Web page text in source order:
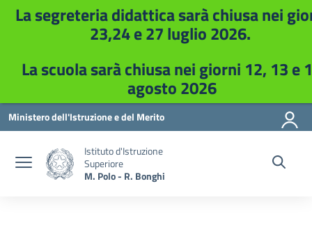
Vai ai contenuti
Vai al menu di navigazione
Vai al footer
Ministero dell'Istruzione e del Merito
Istituto d'Istruzione
Superiore
M. Polo - R. Bonghi
La segreteria didattica sarà chiusa nei
23,24 e 27 luglio 2026.
La scuola sarà chiusa nei giorni 12, 13 e
agosto 2026